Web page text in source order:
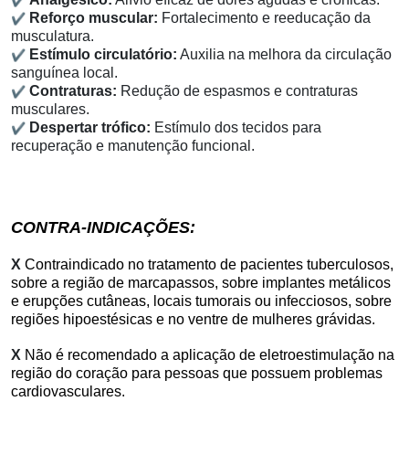
✔ Reforço muscular: Fortalecimento e reeducação da
musculatura.
✔ Estímulo circulatório: Auxilia na melhora da circulação
sanguínea local.
✔ Contraturas: Redução de espasmos e contraturas
musculares.
✔ Despertar trófico: Estímulo dos tecidos para
recuperação e manutenção funcional.
CONTRA-INDICAÇÕES:
X Contraindicado no tratamento de pacientes tuberculosos,
sobre a região de marcapassos, sobre implantes metálicos
e erupções cutâneas, locais tumorais ou infecciosos, sobre
regiões hipoestésicas e no ventre de mulheres grávidas.
X Não é recomendado a aplicação de eletroestimulação na
região do coração para pessoas que possuem problemas
cardiovasculares.